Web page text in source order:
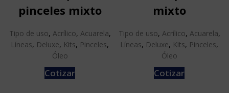
pinceles mixto
Tipo de uso, Acrílico, Acuarela,
Líneas, Deluxe, Kits, Pinceles,
Óleo
Cotizar
mixto
Tipo de uso, Acrílico, Acuarela,
Líneas, Deluxe, Kits, Pinceles,
Óleo
Cotizar